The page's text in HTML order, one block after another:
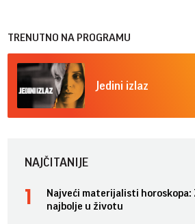
TRENUTNO NA PROGRAMU
Jedini izlaz
NAJČITANIJE
Najveći materijalisti horoskopa:
najbolje u životu